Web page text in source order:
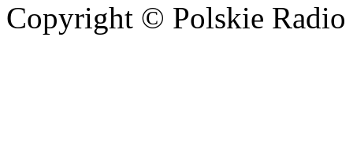
Copyright © Polskie